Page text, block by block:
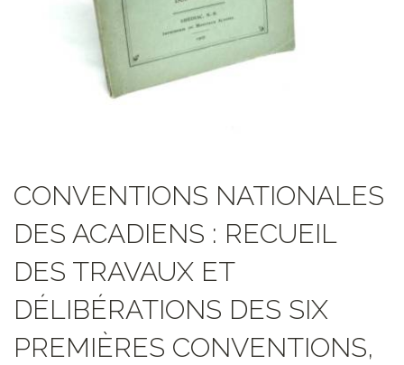
CONVENTIONS NATIONALES
DES ACADIENS : RECUEIL
DES TRAVAUX ET
DÉLIBÉRATIONS DES SIX
PREMIÈRES CONVENTIONS,